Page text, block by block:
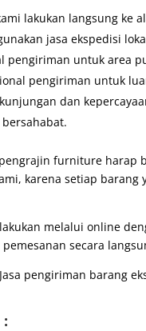
lakukan langsung ke
jasa ekspedisi
pengiriman untuk area
pengiriman untuk
dan
furniture harap
karena setiap
melalui online
secara
pengiriman barang